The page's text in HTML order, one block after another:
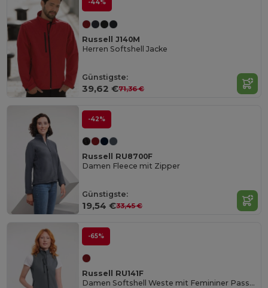
-44%
Russell J140M
Herren Softshell Jacke
Günstigste:
39,62 €71,36 €
-42%
Russell RU8700F
Damen Fleece mit Zipper
Günstigste:
19,54 €33,45 €
-65%
Russell RU141F
Damen Softshell Weste mit Femininer Passform